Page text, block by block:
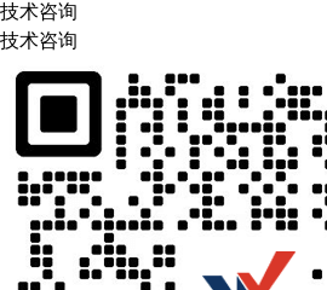
技术咨询
技术咨询